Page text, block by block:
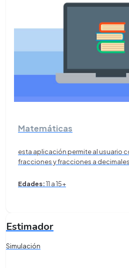
Matemáticas
esta aplicación permite al usuario
fracciones y fracciones a
Edades:11 a 15+
Estimador
Simulación